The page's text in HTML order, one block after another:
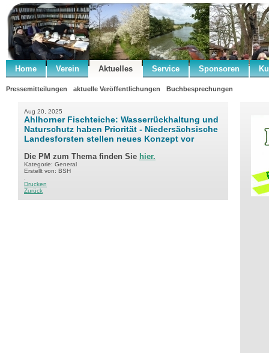
Home Verein Aktuelles Service Sponsoren
Pressemitteilungen aktuelle Veröffentlichungen Buchbesprechungen
Aug 20, 2025
Ahlhorner Fischteiche: Wasserrückhaltung und
Naturschutz haben Priorität - Niedersächsische
Landesforsten stellen neues Konzept vor
Die PM zum Thema finden Sie hier.
Kategorie: General
Erstellt von: BSH
Drucken
Zurück